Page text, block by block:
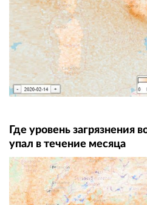
Где уровень загрязнения
упал в течение месяца